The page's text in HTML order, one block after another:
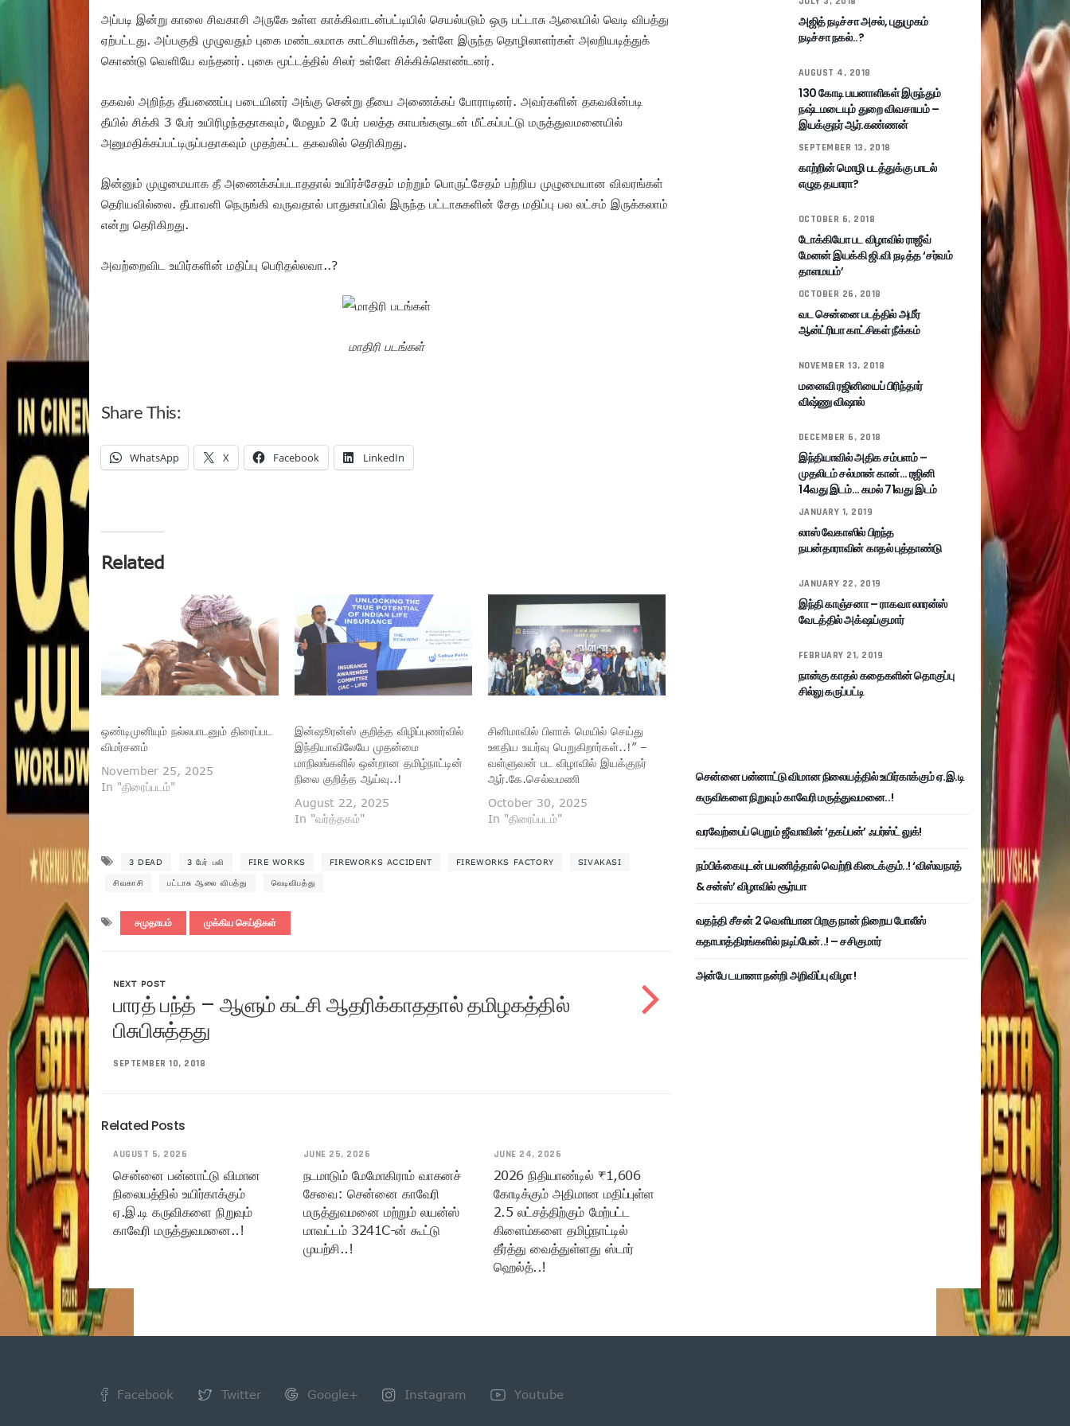
அப்படி இன்று காலை சிவகாசி அருகே உள்ள காக்கிவாடன்பட்டியில் செயல்படும் ஒரு பட்டாசு ஆலையில் வெடி விபத்து
ஏற்பட்டது. அப்பகுதி முழுவதும் புகை மண்டலமாக காட்சியளிக்க, உள்ளே இருந்த தொழிலாளர்கள் அலறியடித்துக்
கொண்டு வெளியே வந்தனர். புகை மூட்டத்தில் சிலர் உள்ளே சிக்கிக்கொண்டனர்.
தகவல் அறிந்த தீயணைப்பு படையினர் அங்கு சென்று தீயை அணைக்கப் போராடினர். அவர்களின் தகவலின்படி
தீயில் சிக்கி 3 பேர் உயிரிழந்ததாகவும், மேலும் 2 பேர் பலத்த காயங்களுடன் மீட்கப்பட்டு மருத்துவமனையில்
அனுமதிக்கப்பட்டிருப்பதாகவும் முதற்கட்ட தகவலில் தெரிகிறது.
இன்னும் முழுமையாக தீ அணைக்கப்படாததால் உயிர்ச்சேதம் மற்றும் பொருட்சேதம் பற்றிய முழுமையான விவரங்கள்
தெரியவில்லை. தீபாவளி நெருங்கி வருவதால் பாதுகாப்பில் இருந்த பட்டாசுகளின் சேத மதிப்பு பல லட்சம் இருக்கலாம்
என்று தெரிகிறது.
அவற்றைவிட உயிர்களின் மதிப்பு பெரிதல்லவா..?
மாதிரி படங்கள்
Share This:
WhatsApp X Facebook LinkedIn
Related
ஒண்டிமுனியும் நல்லபாடனும் திரைப்பட
விமர்சனம்
November 25, 2025
In "திரைப்படம்"
இன்ஷூரன்ஸ் குறித்த விழிப்புணர்வில்
இந்தியாவிலேயே முதன்மை
மாநிலங்களில் ஒன்றான தமிழ்நாட்டின்
நிலை குறித்த ஆய்வு..!
August 22, 2025
In "வர்த்தகம்"
சினிமாவில் பிளாக் மெயில் செய்து
ஊதிய உயர்வு பெறுகிறார்கள்..!” –
வள்ளுவன் பட விழாவில் இயக்குநர்
ஆர்.கே.செல்வமணி
October 30, 2025
In "திரைப்படம்"
3 DEAD 3 பேர் பலி FIRE WORKS FIREWORKS ACCIDENT FIREWORKS FACTORY SIVAKASI
சிவகாசி பட்டாசு ஆலை விபத்து வெடிவிபத்து
சமுதாயம் முக்கிய செய்திகள்
NEXT POST
பாரத் பந்த் – ஆளும் கட்சி ஆதரிக்காததால் தமிழகத்தில்
பிசுபிசுத்தது
SEPTEMBER 10, 2018
Related Posts
AUGUST 5, 2026
சென்னை பன்னாட்டு விமான
நிலையத்தில் உயிர்காக்கும்
ஏ.இ.டி கருவிகளை நிறுவும்
காவேரி மருத்துவமனை..!
JUNE 25, 2026
நடமாடும் மேமோகிராம் வாகனச்
சேவை: சென்னை காவேரி
மருத்துவமனை மற்றும் லயன்ஸ்
மாவட்டம் 3241C-ன் கூட்டு
முயற்சி..!
JUNE 24, 2026
2026 நிதியாண்டில் ₹1,606
கோடிக்கும் அதிமான மதிப்புள்ள
2.5 லட்சத்திற்கும் மேற்பட்ட
கிளைம்களை தமிழ்நாட்டில்
தீர்த்து வைத்துள்ளது ஸ்டார்
ஹெல்த்..!
அஜித் நடிச்சா அசல், புதுமுகம்
நடிச்சா நகல்..?
AUGUST 4, 2018
130 கோடி பயனாளிகள் இருந்தும்
நஷ்டமடையும் துறை விவசாயம் –
இயக்குநர் ஆர்.கண்ணன்
SEPTEMBER 13, 2018
காற்றின் மொழி படத்துக்கு பாடல்
எழுத தயாரா?
OCTOBER 6, 2018
டோக்கியோ பட விழாவில் ராஜீவ்
மேனன் இயக்கி ஜி.வி நடித்த ‘சர்வம்
தாளமயம்’
OCTOBER 26, 2018
வட சென்னை படத்தில் அமீர்
ஆன்ட்ரியா காட்சிகள் நீக்கம்
NOVEMBER 13, 2018
மனைவி ரஜினியைப் பிரிந்தார்
விஷ்ணு விஷால்
DECEMBER 6, 2018
இந்தியாவில் அதிக சம்பளம் –
முதலிடம் சல்மான் கான்… ரஜினி
14வது இடம்… கமல் 71வது இடம்
JANUARY 1, 2019
லாஸ் வேகாஸில் பிறந்த
நயன்தாராவின் காதல் புத்தாண்டு
JANUARY 22, 2019
இந்தி காஞ்சனா – ராகவா லாரன்ஸ்
வேடத்தில் அக்‌ஷய்குமார்
FEBRUARY 21, 2019
நான்கு காதல் கதைகளின் தொகுப்பு
சில்லு கருப்பட்டி
சென்னை பன்னாட்டு விமான நிலையத்தில் உயிர்காக்கும் ஏ.இ.டி
கருவிகளை நிறுவும் காவேரி மருத்துவமனை..!
வரவேற்பைப் பெறும் ஜீவாவின் ‘தகப்பன்’ ஃபர்ஸ்ட் லுக்!
நம்பிக்கையுடன் பயணித்தால் வெற்றி கிடைக்கும்..! ‘விஸ்வநாத்
& சன்ஸ்’ விழாவில் சூர்யா
வதந்தி சீசன் 2 வெளியான பிறகு நான் நிறைய போலீஸ்
கதாபாத்திரங்களில் நடிப்பேன்..! – சசிகுமார்
அன்பே டயானா நன்றி அறிவிப்பு விழா !
Facebook Twitter Google+ Instagram Youtube